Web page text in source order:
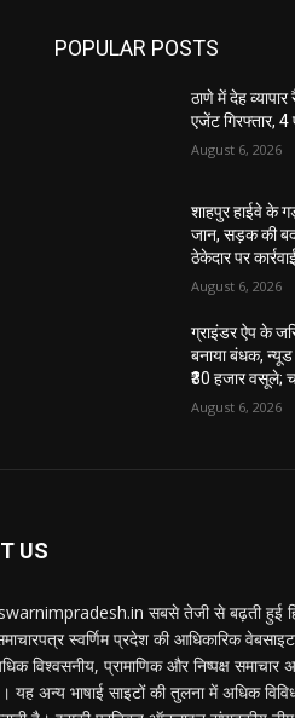
POPULAR POSTS
ठाणे में देह
एजेंट गिरफ्तार, 4
August 6, 2026
शाहपुर हाईवे के
जान, सड़क की
ठेकेदार पर
August 6, 2026
ग्राइंडर ऐप के
बनाया बंधक,
₹30 हजार वसूले;
August 6, 2026
US
सबसे तेजी से बढ़ती हुई
स्वर्णिम प्रदेश की आधिकारिक
विश्वसनीय, प्रामाणिक और निष्पक्ष समाचार
यह अन्य भाषाई साइटों की तुलना में अधिक